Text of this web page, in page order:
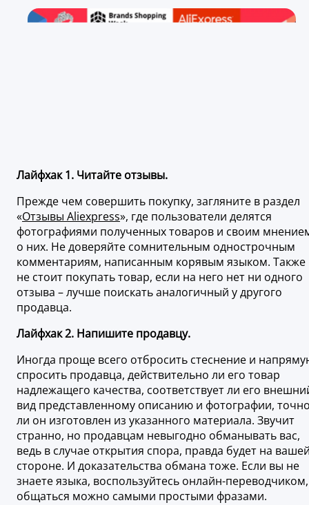
Лайфхак 1. Читайте отзывы.
Прежде чем совершить покупку, загляните в раздел
«Отзывы Aliexpress», где пользователи делятся
фотографиями полученных товаров и своим
о них. Не доверяйте сомнительным однострочным
комментариям, написанным корявым языком. Также
не стоит покупать товар, если на него нет ни одного
отзыва – лучше поискать аналогичный у другого
продавца.
Лайфхак 2. Напишите продавцу.
Иногда проще всего отбросить стеснение и
спросить продавца, действительно ли его товар
надлежащего качества, соответствует ли его
вид представленному описанию и фотографии,
ли он изготовлен из указанного материала. Звучит
странно, но продавцам невыгодно обманывать вас,
ведь в случае открытия спора, правда будет на
стороне. И доказательства обмана тоже. Если вы не
знаете языка, воспользуйтесь онлайн-переводчиком,
общаться можно самыми простыми фразами.